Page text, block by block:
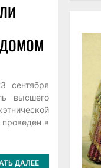
сентября
высшего
в
ДАЛЕЕ